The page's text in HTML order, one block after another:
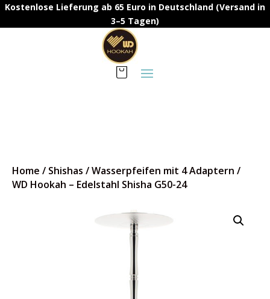
Kostenlose Lieferung ab 65 Euro in Deutschland (Versand in
3–5 Tagen)
Home / Shishas /Wasserpfeifen mit 4 Adaptern /
WD Hookah – Edelstahl Shisha G50-24